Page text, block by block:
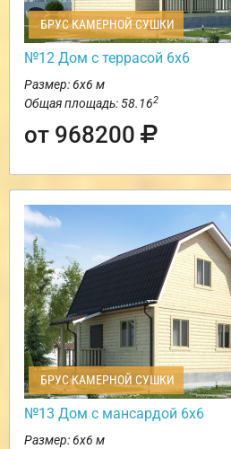
БРУС КАМЕРНОЙ СУШКИ
№12 Дом с террасой 6х6
Размер: 6х6 м
Общая площадь: 58.162
от 968200
БРУС КАМЕРНОЙ СУШКИ
№13 Дом с мансардой 6х6
Размер: 6х6 м